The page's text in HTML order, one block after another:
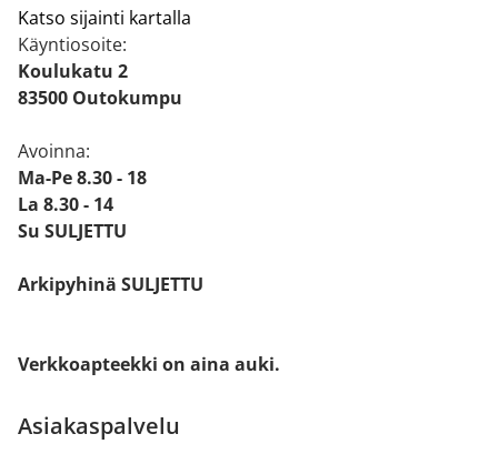
Katso sijainti kartalla
Käyntiosoite:
Koulukatu 2
83500 Outokumpu
Avoinna:
Ma-Pe 8.30 - 18
La 8.30 - 14
Su SULJETTU
Arkipyhinä SULJETTU
Verkkoapteekki on aina auki.
Asiakaspalvelu